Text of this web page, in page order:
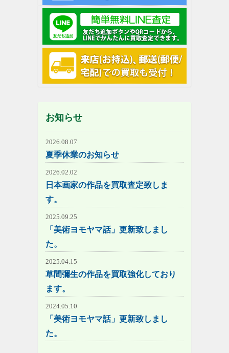
お知らせ
2026.08.07
夏季休業のお知らせ
2026.02.02
日本画家の作品を買取査定致しま
す。
2025.09.25
「美術ヨモヤマ話」更新致しまし
た。
2025.04.15
草間彌生の作品を買取強化しており
ます。
2024.05.10
「美術ヨモヤマ話」更新致しまし
た。